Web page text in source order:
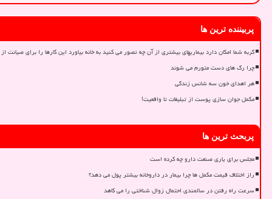
پربیننده ترین ها
گربه شما امکان دارد بیماریهای بیشتری از آن چه تصور می کنید به خانه بیاورد این کارها را برای صیانت
چرا رگ های دست متورم می شوند
هر اهدای خون سه شانس زندگی
مکمل جوان سازی پوست از تبلیغات تا واقعیت!
پربحث ترین ها
مجلس برای یاری صنعت دارو چه کرده است
راز اختلاف قیمت مکمل ها چرا بیمار در داروخانه بیشتر پول می دهد؟
سرعت راه رفتن در سالمندی احتمال زوال شناختی را می کاهد